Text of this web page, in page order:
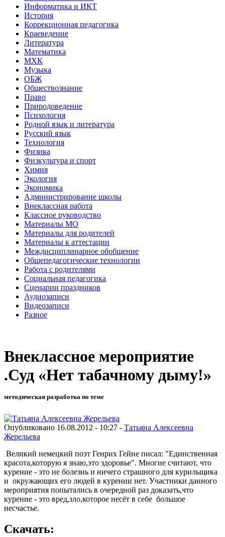
Информатика и ИКТ
История
Коррекционная педагогика
Краеведение
Литература
Математика
МХК
Музыка
ОБЖ
Обществознание
Право
Природоведение
Психология
Родной язык и литература
Русский язык
Технология
Физика
Физкультура и спорт
Химия
Экология
Экономика
Администрирование школы
Внеклассная работа
Классное руководство
Материалы МО
Материалы для родителей
Материалы к аттестации
Междисциплинарное обобщение
Общепедагогические технологии
Работа с родителями
Социальная педагогика
Сценарии праздников
Аудиозаписи
Видеозаписи
Разное
Внеклассное мероприятие
.Суд «Нет табачному дыму!»
методическая разработка по теме
Опубликовано 16.08.2012 - 10:27 - Татьяна Алексеевна
Жерельева
Великий немецкий поэт Генрих Гейне писал: "Единственная
красота,которую я знаю,это здоровье". Многие считают, что
курение - это не болезнь и ничего страшного для курильщика
и окружающих его людей в курении нет. Участники данного
мероприятия попытались в очередной раз доказать,что
курение - это вред,зло,которое несёт в себе большое
несчастье.
Скачать: